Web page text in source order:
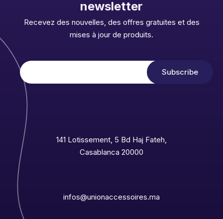
newsletter
Recevez des nouvelles, des offres gratuites et des
mises à jour de produits.
141 Lotissement, 5 Bd Haj Fateh,
Casablanca 20000
infos@unionaccessoires.ma